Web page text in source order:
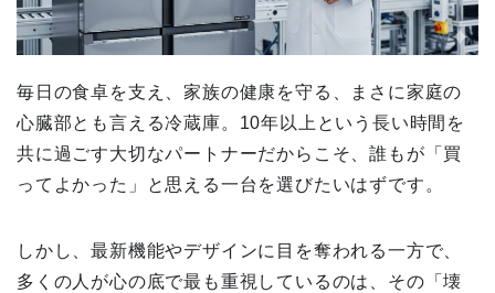
毎日の食卓を支え、家族の健康を守る、まさに家庭の
心臓部とも言える冷蔵庫。10年以上という長い時間を
共に過ごす大切なパートナーだからこそ、誰もが「買
ってよかった」と思える一台を選びたいはずです。
しかし、最新機能やデザインに目を奪われる一方で、
多くの人が心の底で最も重視しているのは、その「壊